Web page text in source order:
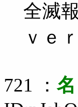
全滅
ｖｅ
721 ：